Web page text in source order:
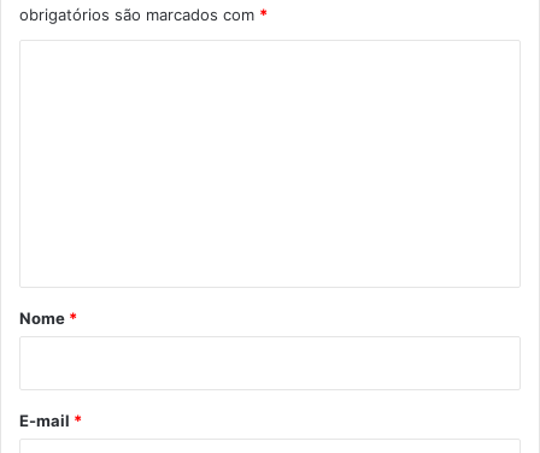
obrigatórios são marcados com *
r
*
Nome *
E-mail *